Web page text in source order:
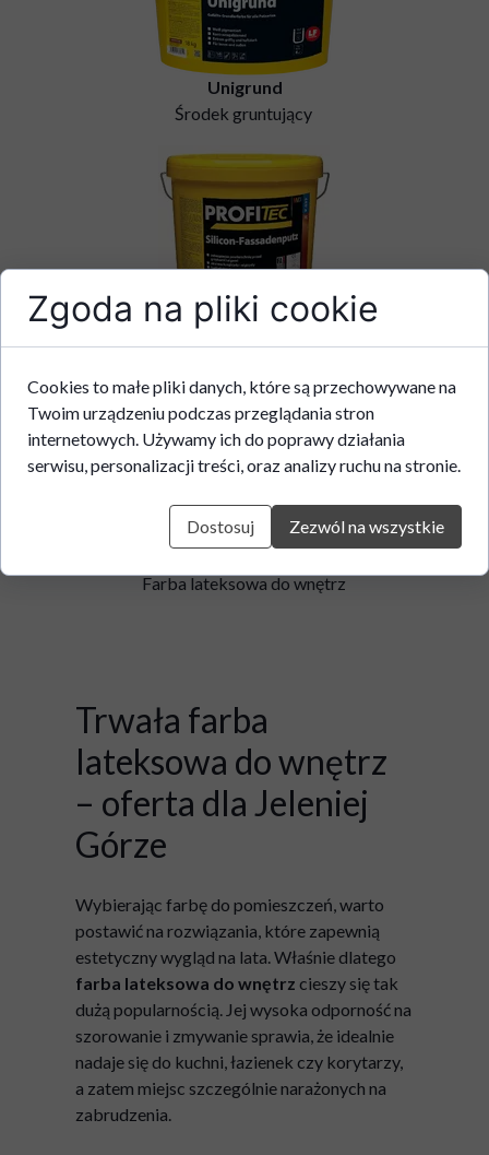
Trwała farba
lateksowa do wnętrz
– oferta dla Jeleniej
Górze
Wybierając farbę do pomieszczeń, warto
postawić na rozwiązania, które zapewnią
estetyczny wygląd na lata. Właśnie dlatego
farba lateksowa do wnętrz cieszy się tak
dużą popularnością. Jej wysoka odporność na
szorowanie i zmywanie sprawia, że idealnie
nadaje się do kuchni, łazienek czy korytarzy,
a zatem miejsc szczególnie narażonych na
zabrudzenia.
Farba lateksowa do wnętrz
Silikat Fassadenputz
Tynk Silikonowy na Zewnątrz
Unigrund
Środek gruntujący
Zgoda na pliki cookie
Cookies to małe pliki danych, które są przechowywane na
Twoim urządzeniu podczas przeglądania stron
internetowych. Używamy ich do poprawy działania
serwisu, personalizacji treści, oraz analizy ruchu na stronie.
Dostosuj Zezwól na wszystkie